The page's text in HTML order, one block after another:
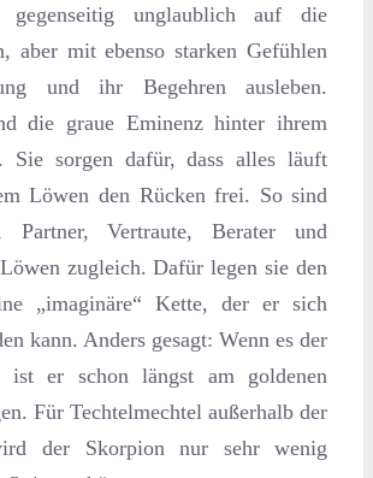
gegenseitig unglaublich auf die
aber mit ebenso starken Gefühlen
und ihr Begehren ausleben.
die graue Eminenz hinter ihrem
Sie sorgen dafür, dass alles läuft
Löwen den Rücken frei. So sind
Partner, Vertraute, Berater und
zugleich. Dafür legen sie den
„imaginäre“ Kette, der er sich
kann. Anders gesagt: Wenn es der
ist er schon längst am goldenen
Für Techtelmechtel außerhalb der
der Skorpion nur sehr wenig